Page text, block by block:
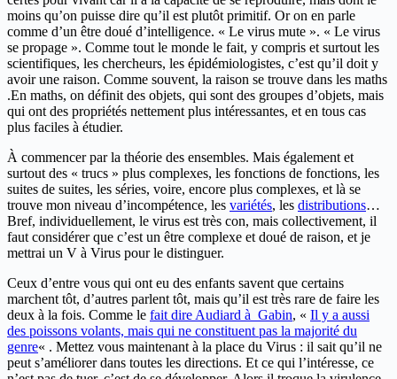
moins qu’on puisse dire qu’il est plutôt primitif. Or on en parle
comme d’un être doué d’intelligence. « Le virus mute ». « Le virus
se propage ». Comme tout le monde le fait, y compris et surtout les
scientifiques, les chercheurs, les épidémiologistes, c’est qu’il doit y
avoir une raison. Comme souvent, la raison se trouve dans les maths
.En maths, on définit des objets, qui sont des groupes d’objets, mais
qui ont des propriétés nettement plus intéressantes, et en tous cas
plus faciles à étudier.
À commencer par la théorie des ensembles. Mais également et
surtout des « trucs » plus complexes, les fonctions de fonctions, les
suites de suites, les séries, voire, encore plus complexes, et là se
trouve mon niveau d’incompétence, les variétés, les distributions…
Bref, individuellement, le virus est très con, mais collectivement, il
faut considérer que c’est un être complexe et doué de raison, et je
mettrai un V à Virus pour le distinguer.
Ceux d’entre vous qui ont eu des enfants savent que certains
marchent tôt, d’autres parlent tôt, mais qu’il est très rare de faire les
deux à la fois. Comme le fait dire Audiard à Gabin, « Il y a aussi
des poissons volants, mais qui ne constituent pas la majorité du
genre« . Mettez vous maintenant à la place du Virus : il sait qu’il ne
peut s’améliorer dans toutes les directions. Et ce qui l’intéresse, ce